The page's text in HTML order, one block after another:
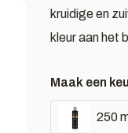
kruidige en
kleur aan het
Maak een
250